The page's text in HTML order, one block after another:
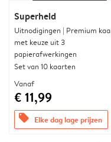
Superheld
Uitnodigingen | Premium
met keuze uit 3
papierafwerkingen
Set van 10 kaarten
Vanaf
€ 11,99
offers Elke dag lage prijzen